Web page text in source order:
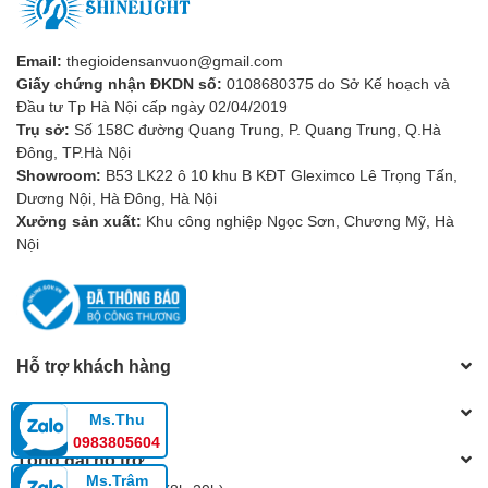
Đèn gắn tường cổ điển SL-M041
Ưu điểm của đèn gắn tường cổ điển
Sở hữu những đặc điểm trên, đèn gắn tường cổ điển mang đến
những ưu điểm nổi bật:
- Tạo điểm nhấn thị giác, làm tôn vinh vẻ đẹp của không gian,
quan trọng nhất của các sản phẩm đèn trang trí nói chung và đèn
- Khơi gợi cảm xúc thẩm mỹ cho người xem bởi sự tinh tế, công
phu trong từng chi tiết.
Email: thegioidensanvuon@gmail.com
Giấy chứng nhận ĐKDN số: 0108680375 do Sở Kế hoạch và
Đầu tư Tp Hà Nội cấp ngày 02/04/2019
Trụ sở: Số 158C đường Quang Trung, P. Quang Trung, Q.Hà
Đông, TP.Hà Nội
Showroom: B53 LK22 ô 10 khu B KĐT Gleximco Lê Trọng Tấn,
Dương Nội, Hà Đông, Hà Nội
Xưởng sản xuất: Khu công nghiệp Ngọc Sơn, Chương Mỹ, Hà
Nội
Hỗ trợ khách hàng
Chính sách
Tổng đài hỗ trợ
Ms.Thu
0983805604
Ms.Trâm